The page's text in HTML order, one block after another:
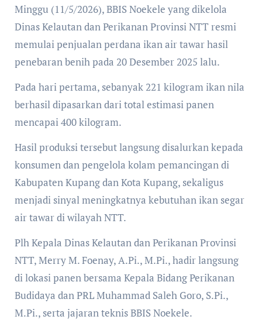
Minggu (11/5/2026), BBIS Noekele yang dikelola
Dinas Kelautan dan Perikanan Provinsi NTT resmi
memulai penjualan perdana ikan air tawar hasil
penebaran benih pada 20 Desember 2025 lalu.
Pada hari pertama, sebanyak 221 kilogram ikan nila
berhasil dipasarkan dari total estimasi panen
mencapai 400 kilogram.
Hasil produksi tersebut langsung disalurkan kepada
konsumen dan pengelola kolam pemancingan di
Kabupaten Kupang dan Kota Kupang, sekaligus
menjadi sinyal meningkatnya kebutuhan ikan segar
air tawar di wilayah NTT.
Plh Kepala Dinas Kelautan dan Perikanan Provinsi
NTT, Merry M. Foenay, A.Pi., M.Pi., hadir langsung
di lokasi panen bersama Kepala Bidang Perikanan
Budidaya dan PRL Muhammad Saleh Goro, S.Pi.,
M.Pi., serta jajaran teknis BBIS Noekele.